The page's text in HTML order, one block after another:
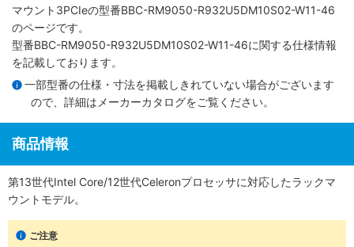
マウント3PCIeの型番BBC-RM9050-R932U5DM10S02-W11-46
のページです。
型番BBC-RM9050-R932U5DM10S02-W11-46に関する仕様情報
を記載しております。
一部型番の仕様・寸法を掲載しきれていない場合がございます
ので、詳細は メーカーカタログをご覧ください。
商品情報
第13世代Intel Core/12世代Celeronプロセッサに対応したラックマ
ウントモデル。
ご注意